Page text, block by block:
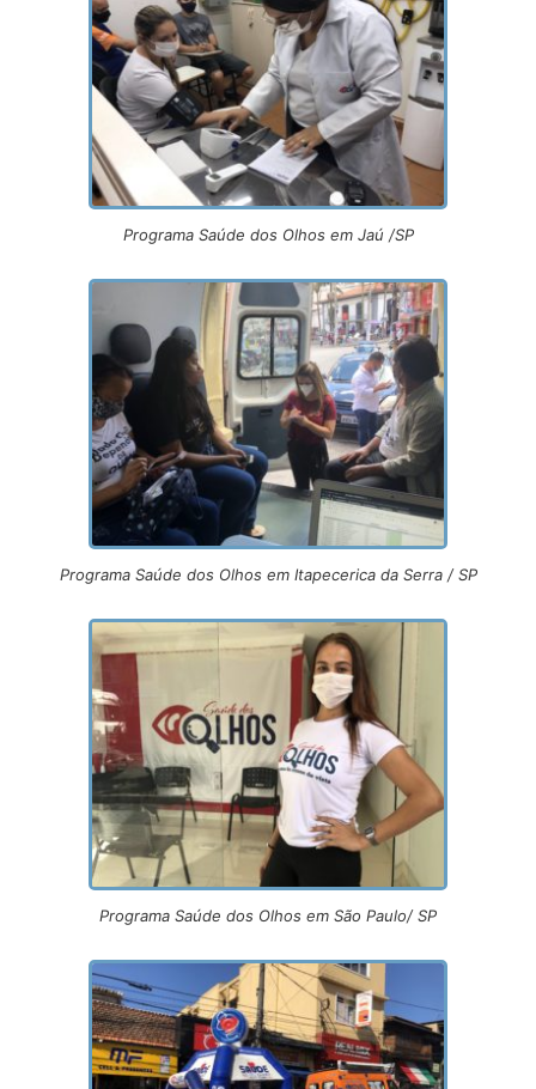
Programa Saúde dos Olhos em Jaú /SP
Programa Saúde dos Olhos em Itapecerica da Serra / SP
Programa Saúde dos Olhos em São Paulo/ SP